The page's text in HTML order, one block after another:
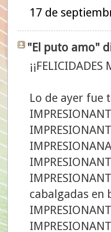
17 de
"El puto amo"
¡¡FELICIDADES
Lo de ayer fue
cabalgadas en